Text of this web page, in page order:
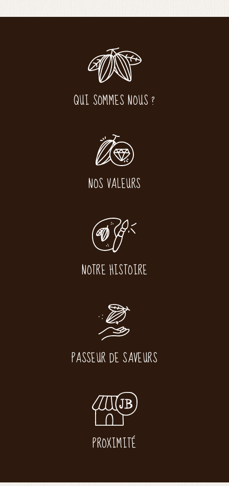
QUI SOMMES NOUS ?
NOS VALEURS
NOTRE HISTOIRE
PASSEUR DE SAVEURS
PROXIMITÉ